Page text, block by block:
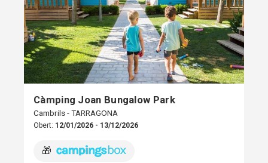
Càmping Joan Bungalow Park
Cambrils - TARRAGONA
Obert: 12/01/2026 - 13/12/2026
🎁